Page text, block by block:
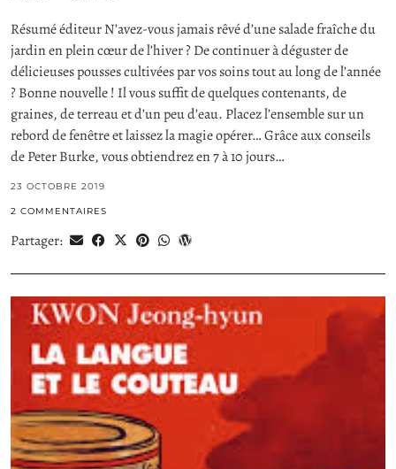
Résumé éditeur N’avez-vous jamais rêvé d’une salade fraîche du
jardin en plein cœur de l’hiver ? De continuer à déguster de
délicieuses pousses cultivées par vos soins tout au long de l’année
? Bonne nouvelle ! Il vous suffit de quelques contenants, de
graines, de terreau et d’un peu d’eau. Placez l’ensemble sur un
rebord de fenêtre et laissez la magie opérer… Grâce aux conseils
de Peter Burke, vous obtiendrez en 7 à 10 jours…
23 OCTOBRE 2019
2 COMMENTAIRES
Partager: